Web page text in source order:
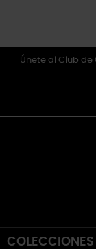
Únete al Club de
COLECCIONES